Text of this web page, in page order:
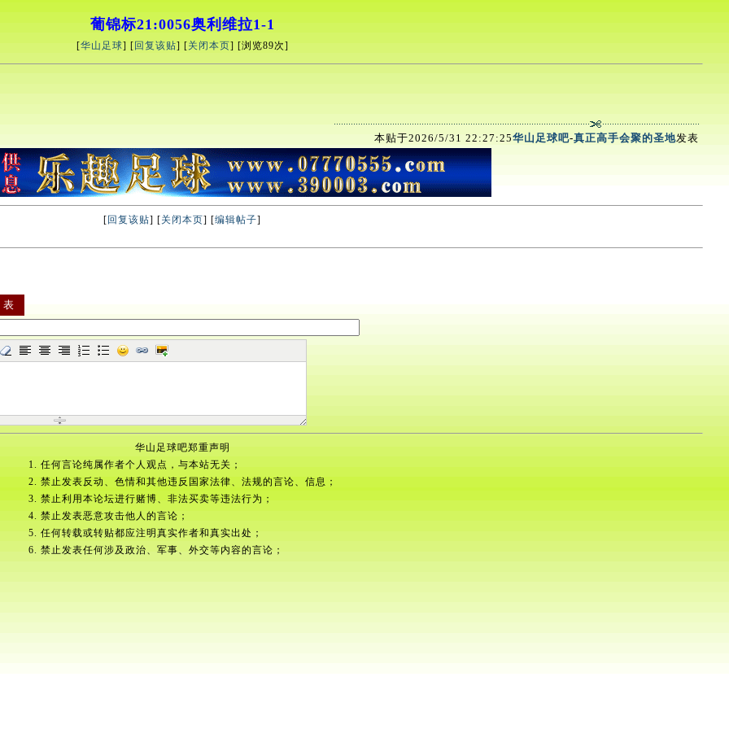
葡锦标21:0056奥利维拉1-1
[华山足球] [ 回复该贴] [关闭本页] [浏览89次]
本贴于2026/5/31 22:27:25华山足球吧-真正高手会聚的圣地发表
[ 回复该贴] [关闭本页] [编辑帖子]
华山足球吧郑重声明
1. 任何言论纯属作者个人观点，与本站无关；
2. 禁止发表反动、色情和其他违反国家法律、法规的言论、信息；
3. 禁止利用本论坛进行赌博、非法买卖等违法行为；
4. 禁止发表恶意攻击他人的言论；
5. 任何转载或转贴都应注明真实作者和真实出处；
6. 禁止发表任何涉及政治、军事、外交等内容的言论；